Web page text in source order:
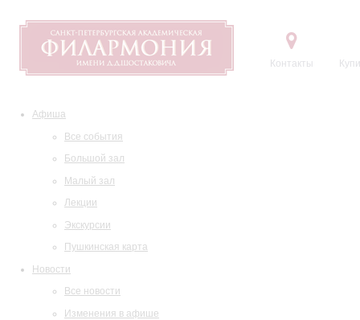
Контакты
Афиша
Все события
Большой зал
Малый зал
Лекции
Экскурсии
Пушкинская карта
Новости
Все новости
Изменения в афише